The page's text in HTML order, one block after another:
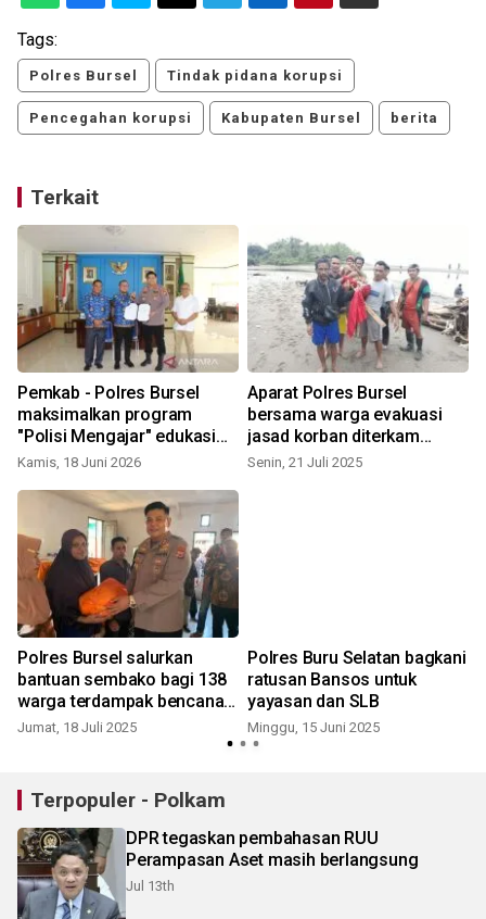
Tags:
Polres Bursel Tindak pidana korupsi
Pencegahan korupsi Kabupaten Bursel berita
Terkait
Pemkab - Polres Bursel
maksimalkan program
"Polisi Mengajar" edukasi
bahaya narkoba
Kamis, 18 Juni 2026
Aparat Polres Bursel
bersama warga evakuasi
jasad korban diterkam
buaya
Senin, 21 Juli 2025
Polres Bursel salurkan
bantuan sembako bagi 138
warga terdampak bencana
alam banjir
Jumat, 18 Juli 2025
Polres Buru Selatan bagkani
ratusan Bansos untuk
yayasan dan SLB
Minggu, 15 Juni 2025
Terpopuler - Polkam
DPR tegaskan pembahasan RUU
Perampasan Aset masih berlangsung
Jul 13th